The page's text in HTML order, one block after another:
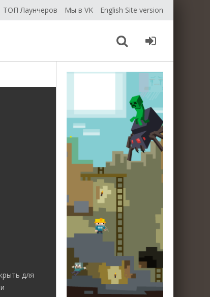
ТОП Лаунчеров Мы в VK English Site version
для